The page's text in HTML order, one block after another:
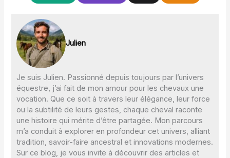
Julien
Je suis Julien. Passionné depuis toujours par l’univers
équestre, j’ai fait de mon amour pour les chevaux une
vocation. Que ce soit à travers leur élégance, leur force
ou la subtilité de leurs gestes, chaque cheval raconte
une histoire qui mérite d’être partagée. Mon parcours
m’a conduit à explorer en profondeur cet univers, alliant
tradition, savoir-faire ancestral et innovations modernes.
Sur ce blog, je vous invite à découvrir des articles et